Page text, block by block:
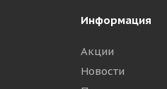
Информация
Акции
Новости